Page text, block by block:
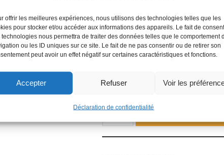
offrir les meilleures expériences, nous utilisons des technologies telles que les
pour stocker et/ou accéder aux informations des appareils. Le fait de
technologies nous permettra de traiter des données telles que le comportement
ou les ID uniques sur ce site. Le fait de ne pas consentir ou de retirer son
peut avoir un effet négatif sur certaines caractéristiques et fonctions.
Accepter Refuser Voir les
Déclaration de confidentialité
GLOBUS et gestionnaire d’eau
Electropompes auto-
INOX qui peuvent fonctionner
de gaz.
Corps de pompe en acier
INOX) en fonte (JET) et en